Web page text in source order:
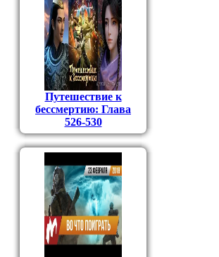
Путешествие к
бессмертию: Глава
526-530